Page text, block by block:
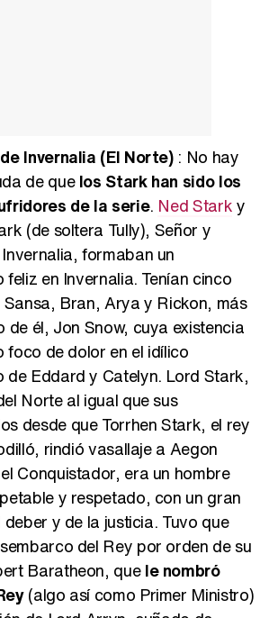
Invernalia (El Norte): No hay
de quelos Stark han sido los
de la serie. Ned Starky
(de soltera Tully), Señor y
formaban un
feliz en Invernalia. Tenían cinco
Bran, Arya y Rickon, más
de él, Jon Snow, cuya existencia
foco de dolor en el idílico
de Eddard y Catelyn. Lord Stark,
Norte al igual que sus
desde que Torrhen Stark, el rey
rindió vasallaje a Aegon
Conquistador, era un hombre
y respetado, con un gran
deber y de la justicia. Tuvo que
del Rey por orden de su
Baratheon, quele nombró
(algo así como Primer Ministro)